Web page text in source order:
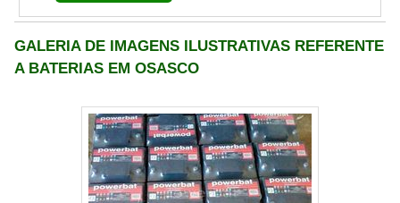
inflamáveis, os combustíveis são perigosos e o
automotor.COMO TROCAR O REPARO DO
PRODUTOÉ ...
GALERIA DE IMAGENS ILUSTRATIVAS REFERENTE
A BATERIAS EM OSASCO